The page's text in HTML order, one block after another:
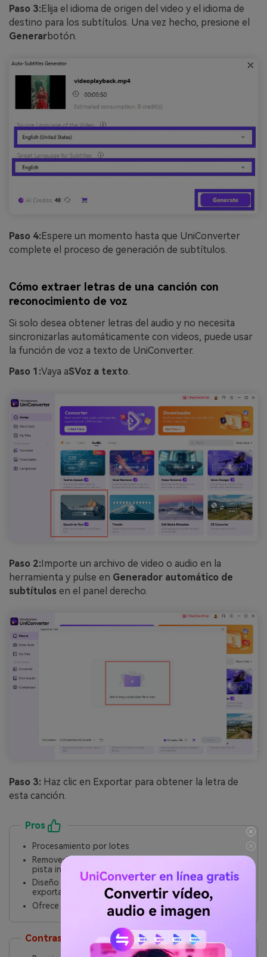
Paso 3:Elija el idioma de origen del video y el idioma de
destino para los subtítulos. Una vez hecho, presione el
Generarbotón.
Paso 4:Espere un momento hasta que UniConverter
complete el proceso de generación de subtítulos.
Cómo extraer letras de una canción con
reconocimiento de voz
Si solo desea obtener letras del audio y no necesita
sincronizarlas automáticamente con videos, puede usar
la función de voz a texto de UniConverter.
Paso 1:Vaya aSVoz a texto.
Paso 2:Importe un archivo de video o audio en la
herramienta y pulse en Generador automático de
subtítulos en el panel derecho.
Paso 3: Haz clic en Exportar para obtener la letra de
esta canción.
Pros
Procesamiento por lotes
Removedor vocal de IA preconstruido para separar la
pista instrumental y la voz
Diseño de interfaz intuitiva con varias opciones de
exportación
Ofrece transcripción de voz a texto para crear letras
Contras